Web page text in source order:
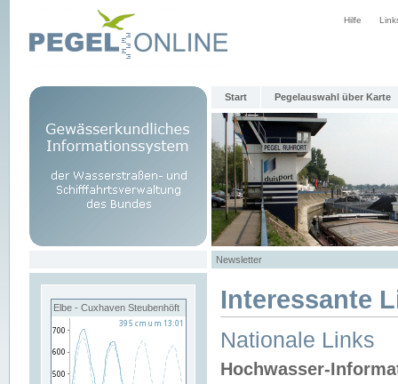
Hilfe
Start Pegelauswahl über Karte
Newsletter
Elbe - Cuxhaven Steubenhöft Interessante
Nationale Links
Hochwasser-